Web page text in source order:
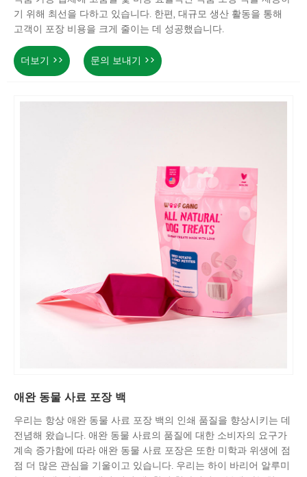
기 위해 최선을 다하고 있습니다. 한편, 대규모 생산 활동을 통해
고객이 포장 비용을 크게 줄이는 데 성공했습니다.
더보기 >>
문의 보내기 >>
애완 동물 사료 포장 백
우리는 항상 애완 동물 사료 포장 백의 인쇄 품질을 향상시키는 데
전념해 왔습니다. 애완 동물 사료의 품질에 대한 소비자의 요구가
계속 증가함에 따라 애완 동물 사료 포장은 또한 미학과 위생에 점
점 더 많은 관심을 기울이고 있습니다. 우리는 하이 바리어 알루미